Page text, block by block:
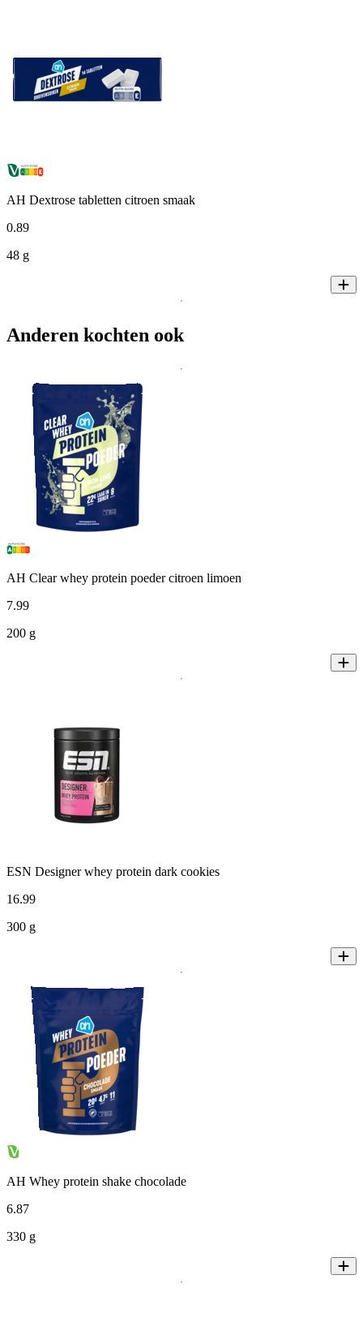
AH Dextrose tabletten citroen smaak
0.89
48 g
Anderen kochten ook
AH Clear whey protein poeder citroen limoen
7.99
200 g
ESN Designer whey protein dark cookies
16.99
300 g
AH Whey protein shake chocolade
6.87
330 g